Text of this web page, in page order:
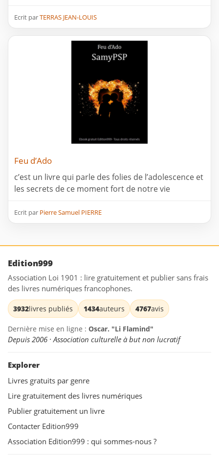
Ecrit parTERRAS JEAN-LOUIS
Feu d’Ado
c’est un livre qui parle des folies de l’adolescence et
les secrets de ce moment fort de notre vie
Ecrit par Pierre Samuel PIERRE
Edition999
Association Loi 1901 : lire gratuitement et publier sans frais
des livres numériques francophones.
3932livres publiés 1434auteurs 4767avis
Dernière mise en ligne : Oscar. "Li Flamind"
Depuis 2006 · Association culturelle à but non lucratif
Explorer
Livres gratuits par genre
Lire gratuitement des livres numériques
Publier gratuitement un livre
Contacter Edition999
Association Edition999 : qui sommes-nous ?